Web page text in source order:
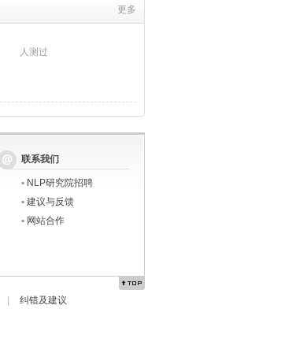
更多
人测过
联系我们
▪ NLP研究院招聘
▪ 建议与反馈
▪ 网站合作
纠错及建议